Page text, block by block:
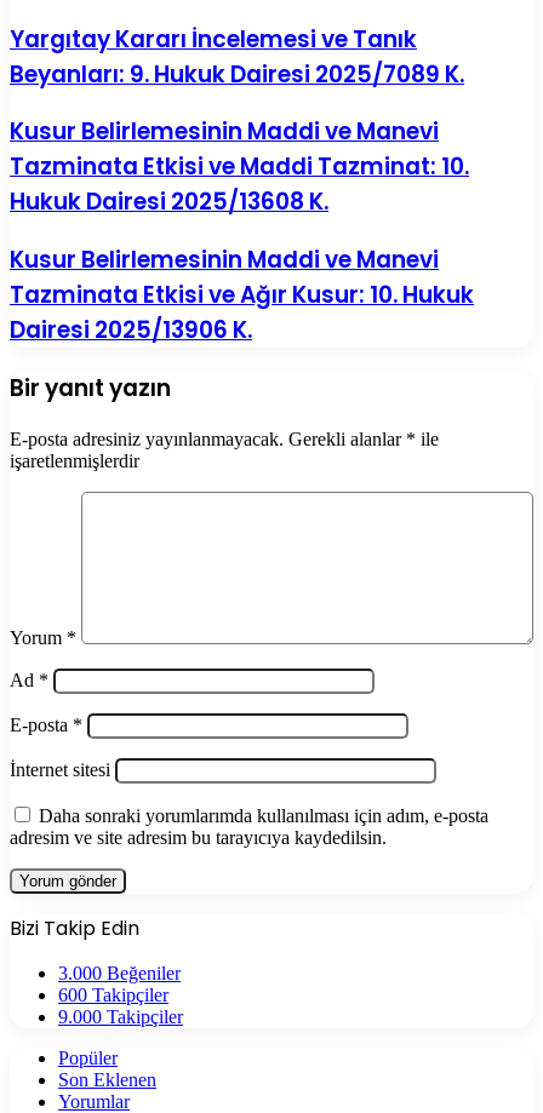
Yargıtay Kararı İncelemesi ve Tanık
Beyanları: 9. Hukuk Dairesi 2025/7089 K.
Kusur Belirlemesinin Maddi ve Manevi
Tazminata Etkisi ve Maddi Tazminat: 10.
Hukuk Dairesi 2025/13608 K.
Kusur Belirlemesinin Maddi ve Manevi
Tazminata Etkisi ve Ağır Kusur: 10. Hukuk
Dairesi 2025/13906 K.
Bir yanıt yazın
E-posta adresiniz yayınlanmayacak. Gerekli alanlar * ile
işaretlenmişlerdir
Yorum *
Ad *
E-posta *
İnternet sitesi
Daha sonraki yorumlarımda kullanılması için adım, e-posta
adresim ve site adresim bu tarayıcıya kaydedilsin.
Bizi Takip Edin
3.000 Beğeniler
600 Takipçiler
9.000 Takipçiler
Popüler
Son Eklenen
Yorumlar